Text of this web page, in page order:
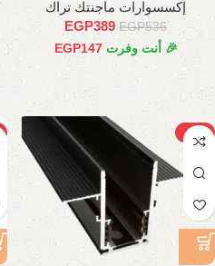
إكسسوارات ماجنتك تراك
EGP536
EGP389
🎉 أنت وفرت EGP147
-38%